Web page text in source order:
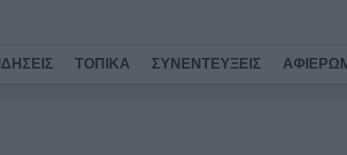
ΤΟΠΙΚΑ ΣΥΝΕΝΤΕΥΞΕΙΣ